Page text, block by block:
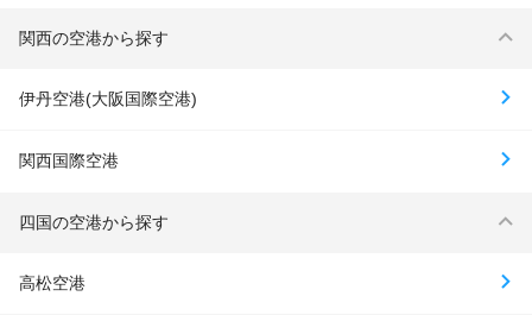
関西の空港から探す
伊丹空港(大阪国際空港)
関西国際空港
四国の空港から探す
高松空港